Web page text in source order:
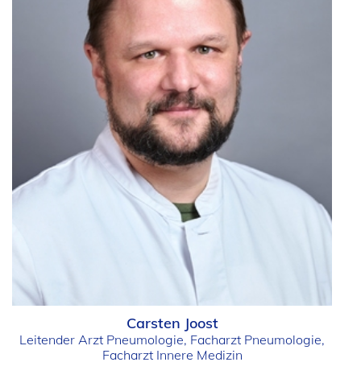
Carsten Joost
Leitender Arzt Pneumologie, Facharzt Pneumologie,
Facharzt Innere Medizin